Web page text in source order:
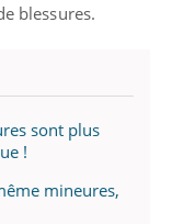
blessures.
sont plus
!
mineures,